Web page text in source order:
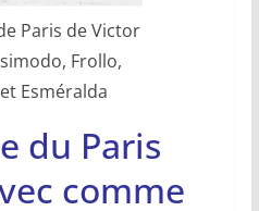
Paris de Victor
Frollo,
Esméralda
du Paris
comme